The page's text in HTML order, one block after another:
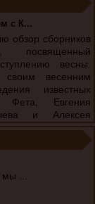
с К...
обзор сборников
посвященный
весны.
своим весенним
известных
Фета, Евгения
и Алексея
где каждое
цветов до ...
...